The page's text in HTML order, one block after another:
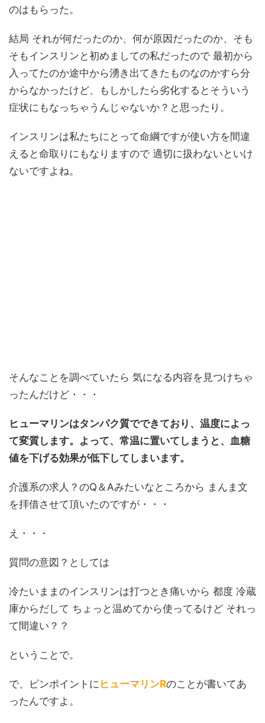
のはもらった。
結局 それが何だったのか、何が原因だったのか、そも
そもインスリンと初めましての私だったので 最初から
入ってたのか途中から湧き出てきたものなのかすら分
からなかったけど、もしかしたら劣化するとそういう
症状にもなっちゃうんじゃないか？と思ったり。
インスリンは私たちにとって命綱ですが使い方を間違
えると命取りにもなりますので 適切に扱わないといけ
ないですよね。
そんなことを調べていたら 気になる内容を見つけちゃ
ったんだけど・・・
ヒューマリンはタンパク質でできており、温度によっ
て変質します。よって、常温に置いてしまうと、血糖
値を下げる効果が低下してしまいます。
介護系の求人？のQ＆Aみたいなところから まんま文
を拝借させて頂いたのですが・・・
え・・・
質問の意図？としては
冷たいままのインスリンは打つとき痛いから 都度 冷蔵
庫からだして ちょっと温めてから使ってるけど それっ
て間違い？？
ということで。
で、ピンポイントに ヒューマリンRのことが書いてあ
ったんですよ。